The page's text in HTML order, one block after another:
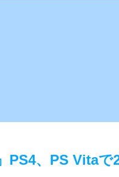
PS4、PS Vitaで